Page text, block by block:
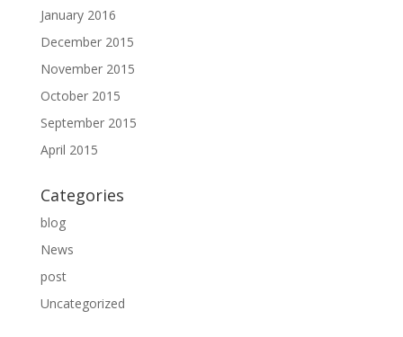
January 2016
December 2015
November 2015
October 2015
September 2015
April 2015
Categories
blog
News
post
Uncategorized